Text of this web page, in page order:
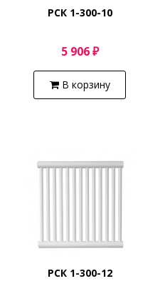
РСК 1-300-10
5 906 ₽
В корзину
РСК 1-300-12